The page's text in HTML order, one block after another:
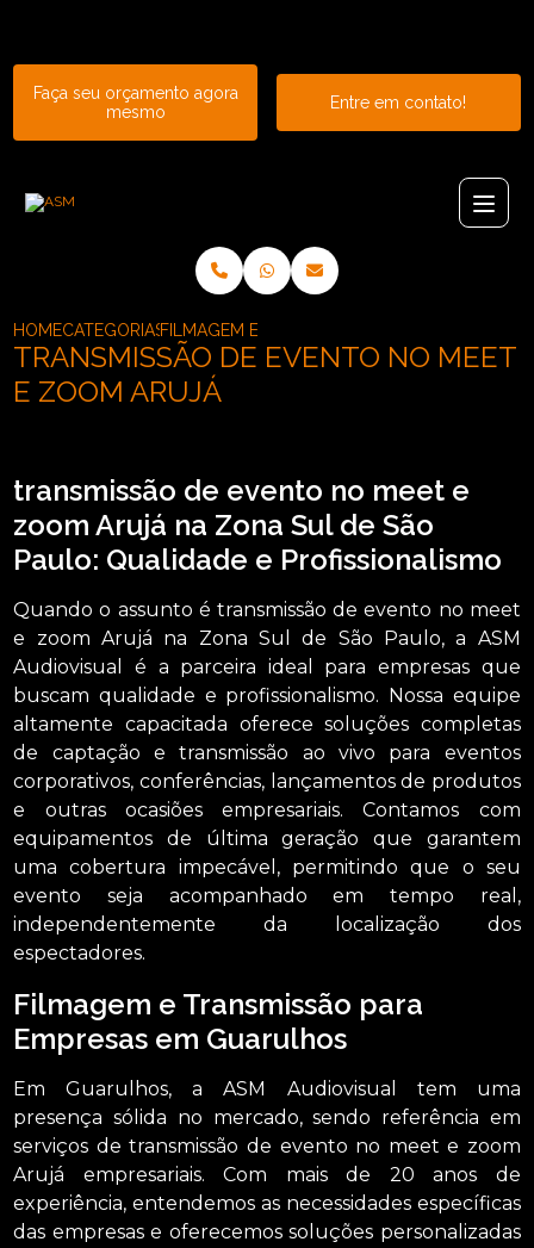
Faça seu orçamento agora
mesmo
Entre em contato!
HOMECATEGORIASFILMAGEM E TRANSMISSAO DE
TRANSMISSÃO DE EVENTO NO MEET
E ZOOM ARUJÁ
transmissão de evento no meet e
zoom Arujá na Zona Sul de São
Paulo: Qualidade e Profissionalismo
Quando o assunto é transmissão de evento no meet
e zoom Arujá na Zona Sul de São Paulo, a ASM
Audiovisual é a parceira ideal para empresas que
buscam qualidade e profissionalismo. Nossa equipe
altamente capacitada oferece soluções completas
de captação e transmissão ao vivo para eventos
corporativos, conferências, lançamentos de produtos
e outras ocasiões empresariais. Contamos com
equipamentos de última geração que garantem
uma cobertura impecável, permitindo que o seu
evento seja acompanhado em tempo real,
independentemente da localização dos
espectadores.
Filmagem e Transmissão para
Empresas em Guarulhos
Em Guarulhos, a ASM Audiovisual tem uma
presença sólida no mercado, sendo referência em
serviços de transmissão de evento no meet e zoom
Arujá empresariais. Com mais de 20 anos de
experiência, entendemos as necessidades específicas
das empresas e oferecemos soluções personalizadas